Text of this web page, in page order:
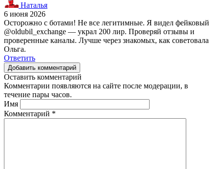
Наталья
6 июня 2026
Осторожно с ботами! Не все легитимные. Я видел фейковый
@oldubil_exchange — украл 200 лир. Проверяй отзывы и
проверенные каналы. Лучше через знакомых, как советовала
Ольга.
Ответить
Добавить комментарий
Оставить комментарий
Комментарии появляются на сайте после модерации, в
течение пары часов.
Имя
Комментарий *